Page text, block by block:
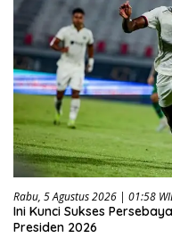
Rabu, 5 Agustus 2026 | 01:58
Ini Kunci Sukses
Presiden 2026